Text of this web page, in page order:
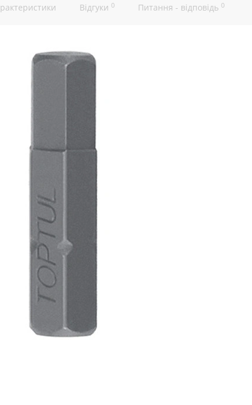
Відгуки 0 Питання - відповідь 0